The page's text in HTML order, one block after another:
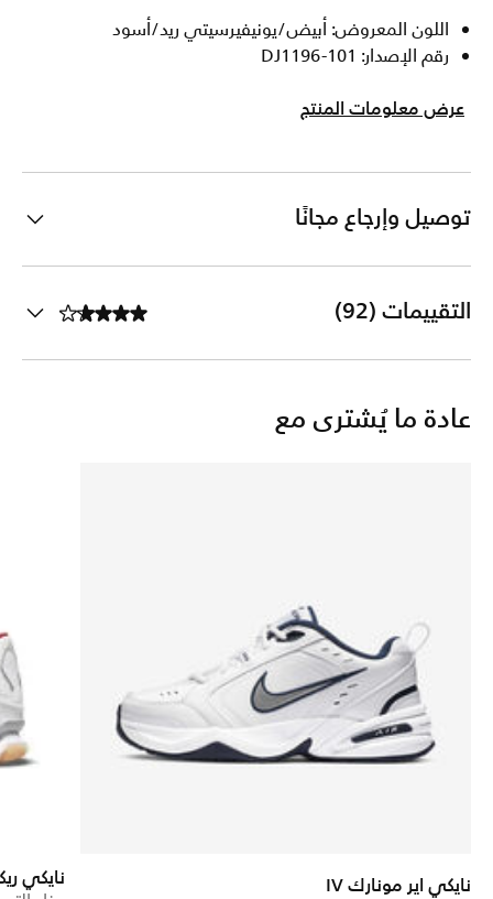
اللون المعروض: أبيض/يونيفيرسيتي ريد/أسود
رقم الإصدار: DJ1196-101
عرض معلومات المنتج
توصيل وإرجاع مجانًا
التقييمات (92)
عادة ما يُشترى مع
نايكي اير مونارك IV
نايكي ريكس